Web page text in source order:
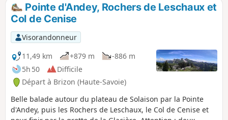
Pointe d'Andey, Rochers de Leschaux et
Col de Cenise
Visorandonneur
11,49 km
+879 m
-886 m
5h 50
Difficile
Départ à Brizon (Haute-Savoie)
Belle balade autour du plateau de Solaison par la Pointe
d'Andey, puis les Rochers de Leschaux, le Col de Cenise et